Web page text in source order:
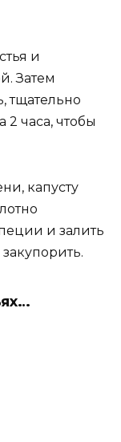
и
Затем
тщательно
2 часа, чтобы
капусту
и залить